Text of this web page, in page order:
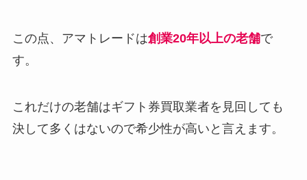
この点、アマトレードは創業20年以上の老舗で
す。
これだけの老舗はギフト券買取業者を見回しても
決して多くはないので希少性が高いと言えます。